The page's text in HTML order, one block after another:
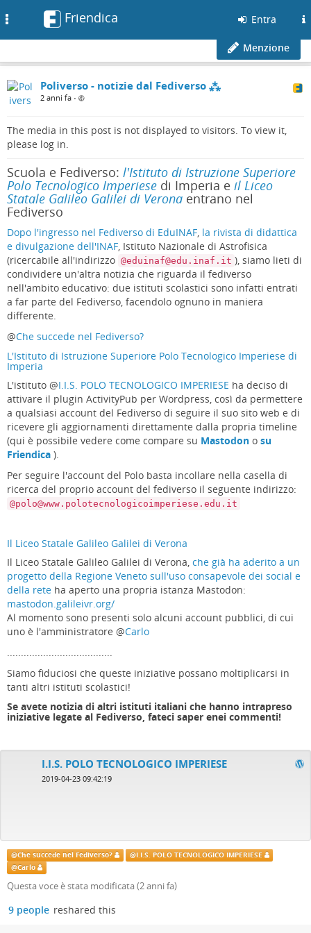
Friendica Entra
Menzione
Poliverso - notizie dal Fediverso ⁂
2 anni fa •
The media in this post is not displayed to visitors. To view it,
please log in.
Scuola e Fediverso: l'Istituto di Istruzione Superiore
Polo Tecnologico Imperiese di Imperia e il Liceo
Statale Galileo Galilei di Verona entrano nel
Fediverso
Dopo l'ingresso nel Fediverso di EduINAF, la rivista di didattica
e divulgazione dell'INAF, Istituto Nazionale di Astrofisica
(ricercabile all'indirizzo @eduinaf@edu.inaf.it ), siamo lieti di
condividere un'altra notizia che riguarda il fediverso
nell'ambito educativo: due istituti scolastici sono infatti entrati
a far parte del Fediverso, facendolo ognuno in maniera
differente.
@Che succede nel Fediverso?
L'Istituto di Istruzione Superiore Polo Tecnologico Imperiese di
Imperia
L'istituto @I.I.S. POLO TECNOLOGICO IMPERIESE ha deciso di
attivare il plugin ActivityPub per Wordpress, così da permettere
a qualsiasi account del Fediverso di seguire il suo sito web e di
ricevere gli aggiornamenti direttamente dalla propria timeline
(qui è possibile vedere come compare su Mastodon o su
Friendica ).
Per seguire l'account del Polo basta incollare nella casella di
ricerca del proprio account del fediverso il seguente indirizzo:
@polo@www.polotecnologicoimperiese.edu.it
Il Liceo Statale Galileo Galilei di Verona
Il Liceo Statale Galileo Galilei di Verona, che già ha aderito a un
progetto della Regione Veneto sull'uso consapevole dei social e
della rete ha aperto una propria istanza Mastodon:
mastodon.galileivr.org/
Al momento sono presenti solo alcuni account pubblici, di cui
uno è l'amministratore @Carlo
......................................
Siamo fiduciosi che queste iniziative possano moltiplicarsi in
tanti altri istituti scolastici!
Se avete notizia di altri istituti italiani che hanno intrapreso
iniziative legate al Fediverso, fateci saper enei commenti!
I.I.S. POLO TECNOLOGICO IMPERIESE
2019-04-23 09:42:19
@Che succede nel Fediverso? @I.I.S. POLO TECNOLOGICO IMPERIESE
@Carlo
Questa voce è stata modificata (2 anni fa)
9 people reshared this